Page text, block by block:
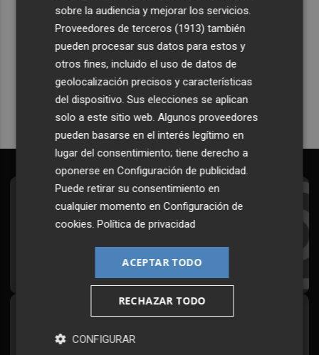
Recibe toda la actualidad de
Plaza Podcast en tu correo
Quiero suscribirme
Suscríbete al Boletín
Todos los días a primera hora en tu email
¡Quiero suscribirme!
Síguenos en redes
Plaza Podcast, desde cualquier medio
sobre la audiencia y mejorar los servicios.
Proveedores de terceros (1913) también
pueden procesar sus datos para estos y
otros fines, incluido el uso de datos de
geolocalización precisos y características
del dispositivo. Sus elecciones se aplican
solo a este sitio web. Algunos proveedores
pueden basarse en el interés legítimo en
lugar del consentimiento; tiene derecho a
oponerse enConfiguración de publicidad.
Puede retirar su consentimiento en
cualquier momento enConfiguración de
cookies.Política de privacidad
ACEPTAR TODO
RECHAZAR TODO
CONFIGURAR